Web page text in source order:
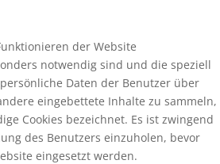
der Website
notwendig sind und die speziell
Daten der Benutzer über
eingebettete Inhalte zu sammeln,
Cookies bezeichnet. Es ist zwingend
des Benutzers einzuholen, bevor
eingesetzt werden.